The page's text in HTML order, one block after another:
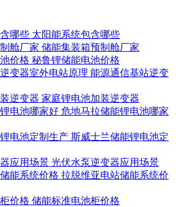
太阳能系统包含哪些
储能集装箱预制舱厂家
秘鲁锂储能电池价格
能源通信基站逆变
家庭锂电池加装逆变器
危地马拉储能锂电池哪家
斯威士兰储能锂电池定
光伏水泵逆变器应用场景
拉脱维亚电站储能系统价
储能标准电池柜价格